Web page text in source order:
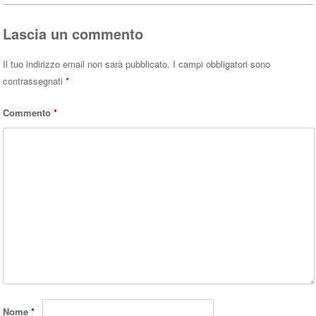
Lascia un commento
Il tuo indirizzo email non sarà pubblicato. I campi obbligatori sono
contrassegnati*
Commento*
Nome*